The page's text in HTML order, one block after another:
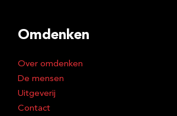
Omdenken
Over omdenken
De mensen
Uitgeverij
Contact